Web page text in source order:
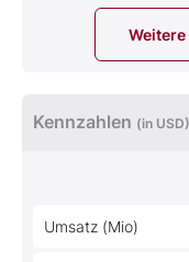
Kennzahlen (in USD)
Umsatz (Mio)